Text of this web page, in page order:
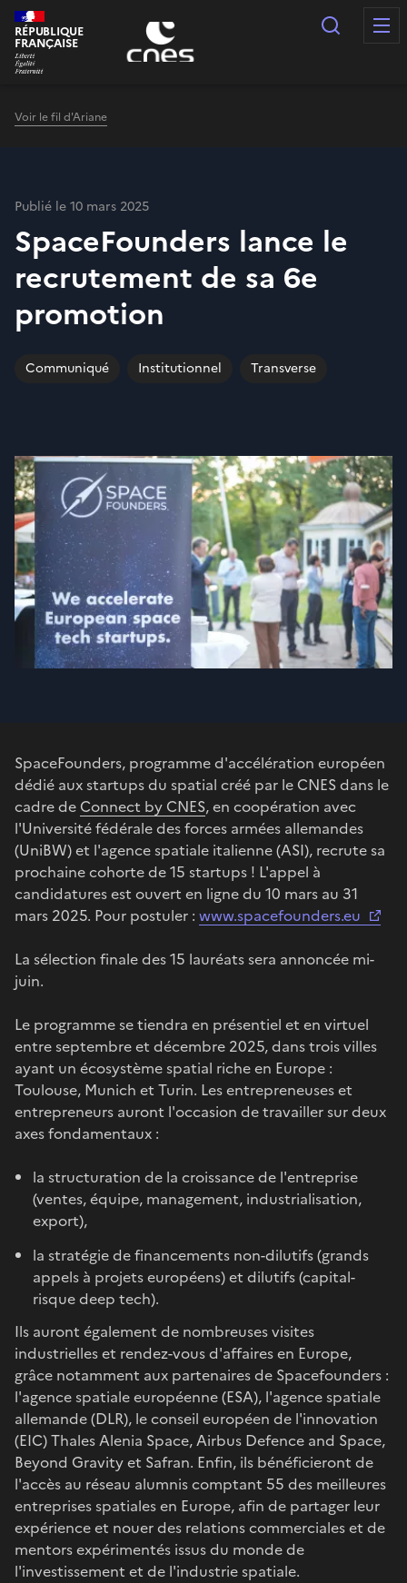
Panneau de gestion des cookies
RÉPUBLIQUE
FRANÇAISE
Voir le fil d'Ariane
Publié le 10 mars 2025
SpaceFounders lance le
recrutement de sa 6e
promotion
Communiqué Institutionnel Transverse
SpaceFounders, programme d'accélération européen
dédié aux startups du spatial créé par le CNES dans le
cadre de Connect by CNES, en coopération avec
l'Université fédérale des forces armées allemandes
(UniBW) et l'agence spatiale italienne (ASI), recrute sa
prochaine cohorte de 15 startups ! L'appel à
candidatures est ouvert en ligne du 10 mars au 31
mars 2025. Pour postuler : www.spacefounders.eu
La sélection finale des 15 lauréats sera annoncée mi-
juin.
Le programme se tiendra en présentiel et en virtuel
entre septembre et décembre 2025, dans trois villes
ayant un écosystème spatial riche en Europe :
Toulouse, Munich et Turin. Les entrepreneuses et
entrepreneurs auront l'occasion de travailler sur deux
axes fondamentaux :
la structuration de la croissance de l'entreprise
(ventes, équipe, management, industrialisation,
export),
la stratégie de financements non-dilutifs (grands
appels à projets européens) et dilutifs (capital-
risque deep tech).
Ils auront également de nombreuses visites
industrielles et rendez-vous d'affaires en Europe,
grâce notamment aux partenaires de Spacefounders :
l'agence spatiale européenne (ESA), l'agence spatiale
allemande (DLR), le conseil européen de l'innovation
(EIC) Thales Alenia Space, Airbus Defence and Space,
Beyond Gravity et Safran. Enfin, ils bénéficieront de
l'accès au réseau alumnis comptant 55 des meilleures
entreprises spatiales en Europe, afin de partager leur
expérience et nouer des relations commerciales et de
mentors expérimentés issus du monde de
l'investissement et de l'industrie spatiale.